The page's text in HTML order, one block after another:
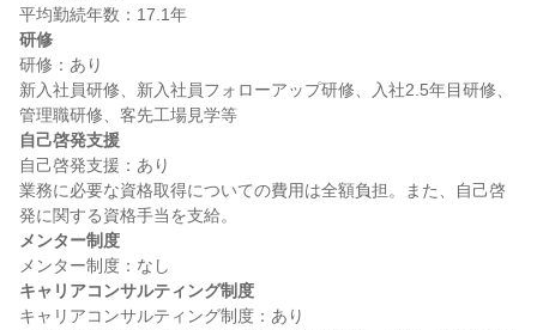
研修
研修：あり
新入社員研修、新入社員フォローアップ研修、入社2.5年目研修、
自己啓発支援
自己啓発支援：あり
業務に必要な資格取得についての費用は全額負担。また、自己啓
メンター制度
キャリアコンサルティング制度
キャリアコンサルティング制度：あり